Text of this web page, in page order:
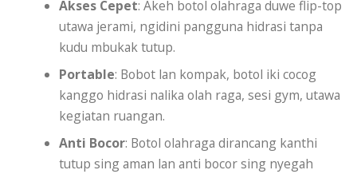
Akses Cepet: Akeh botol olahraga duwe flip-top
utawa jerami, ngidini pangguna hidrasi tanpa
kudu mbukak tutup.
Portable: Bobot lan kompak, botol iki cocog
kanggo hidrasi nalika olah raga, sesi gym, utawa
kegiatan ruangan.
Anti Bocor: Botol olahraga dirancang kanthi
tutup sing aman lan anti bocor sing nyegah